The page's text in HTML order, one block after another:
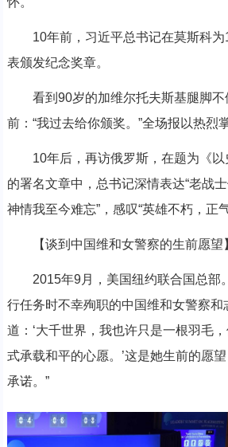
10年前，习近平总书记在莫斯科为
表颁发纪念奖章。
看到90岁的加维尔托夫斯基腿脚不
前：“我过去给你颁奖。”全场报以热烈
10年后，再访俄罗斯，在题为《以
的署名文章中，总书记深情表达“老战
神情我至今难忘”，感叹“英雄不朽，正
【谈到中国维和女警察的生前愿望
2015年9月，美国纽约联合国总部
行任务时不幸殉职的中国维和女警察和
道：‘大千世界，我也许只是一根羽毛
式承载和平的心愿。’这是她生前的愿
承诺。”